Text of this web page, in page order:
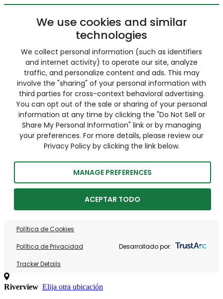
We use cookies and similar
technologies
We collect personal information (such as identifiers
and internet activity) to operate our site, analyze
traffic, and personalize content and ads. This may
involve the "sharing" of your personal information with
third parties for cross-context behavioral advertising.
You can opt out of the sale or sharing of your personal
information at any time by clicking the "Do Not Sell or
Share My Personal Information" link or by managing
your preferences. For more details, please review our
Privacy Policy by clicking the link below.
MANAGE PREFERENCES
ACEPTAR TODO
Política de Cookies
Política de Privacidad
Tracker Details
Desarrollado por:
Riverview Elija otra ubicación